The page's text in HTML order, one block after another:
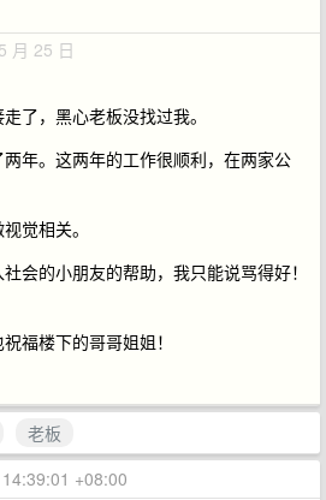
月 25 日
了，黑心老板没找过我。
年。这两年的工作很顺利，在两家公
觉相关。
会的小朋友的帮助，我只能说骂得好！
福楼下的哥哥姐姐！
老板
+08:00